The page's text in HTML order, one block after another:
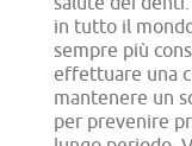
in tutto il
sempre più
effettuare una
mantenere un
per prevenire